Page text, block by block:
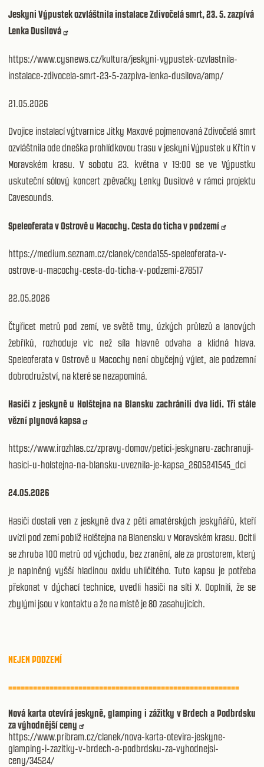
Jeskyni Výpustek ozvláštnila instalace Zdivočelá smrt, 23. 5. zazpívá
Lenka Dusilová
https://www.cysnews.cz/kultura/jeskyni-vypustek-ozvlastnila-
instalace-zdivocela-smrt-23-5-zazpiva-lenka-dusilova/amp/
21.05.2026
Dvojice instalací výtvarnice Jitky Maxové pojmenovaná Zdivočelá smrt
ozvláštnila ode dneška prohlídkovou trasu v jeskyni Výpustek u Křtin v
Moravském krasu. V sobotu 23. května v 19:00 se ve Výpustku
uskuteční sólový koncert zpěvačky Lenky Dusilové v rámci projektu
Cavesounds.
Speleoferata v Ostrově u Macochy. Cesta do ticha v podzemí
https://medium.seznam.cz/clanek/cenda155-speleoferata-v-
ostrove-u-macochy-cesta-do-ticha-v-podzemi-278517
22.05.2026
Čtyřicet metrů pod zemí, ve světě tmy, úzkých průlezů a lanových
žebříků, rozhoduje víc než síla hlavně odvaha a klidná hlava.
Speleoferata v Ostrově u Macochy není obyčejný výlet, ale podzemní
dobrodružství, na které se nezapomíná.
Hasiči z jeskyně u Holštejna na Blansku zachránili dva lidi. Tři stále
vězní plynová kapsa
https://www.irozhlas.cz/zpravy-domov/petici-jeskynaru-zachranuji-
hasici-u-holstejna-na-blansku-uveznila-je-kapsa_2605241545_dci
24.05.2026
Hasiči dostali ven z jeskyně dva z pěti amatérských jeskyňářů, kteří
uvízli pod zemí poblíž Holštejna na Blanensku v Moravském krasu. Ocitli
se zhruba 100 metrů od východu, bez zranění, ale za prostorem, který
je naplněný vyšší hladinou oxidu uhličitého. Tuto kapsu je potřeba
překonat v dýchací technice, uvedli hasiči na síti X. Doplnili, že se
zbylými jsou v kontaktu a že na místě je 80 zasahujících.
NEJEN PODZEMÍ
========================================================
Nová karta otevírá jeskyně, glamping i zážitky v Brdech a Podbrdsku
za výhodnější ceny
https://www.pribram.cz/clanek/nova-karta-otevira-jeskyne-
glamping-i-zazitky-v-brdech-a-podbrdsku-za-vyhodnejsi-
ceny/34524/